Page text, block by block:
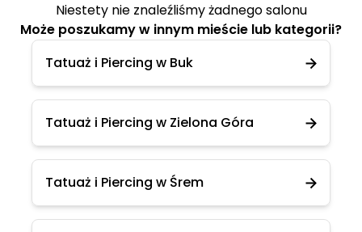
Niestety nie znaleźliśmy żadnego salonu
Może poszukamy w innym mieście lub kategorii?
Tatuaż i Piercing w Buk
Tatuaż i Piercing w Zielona Góra
Tatuaż i Piercing w Śrem